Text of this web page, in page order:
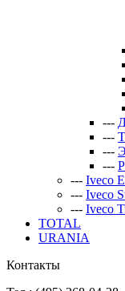
---
---
---
---
--- Iveco
--- Iveco
--- Iveco
TOTAL
URANIA
Контакты